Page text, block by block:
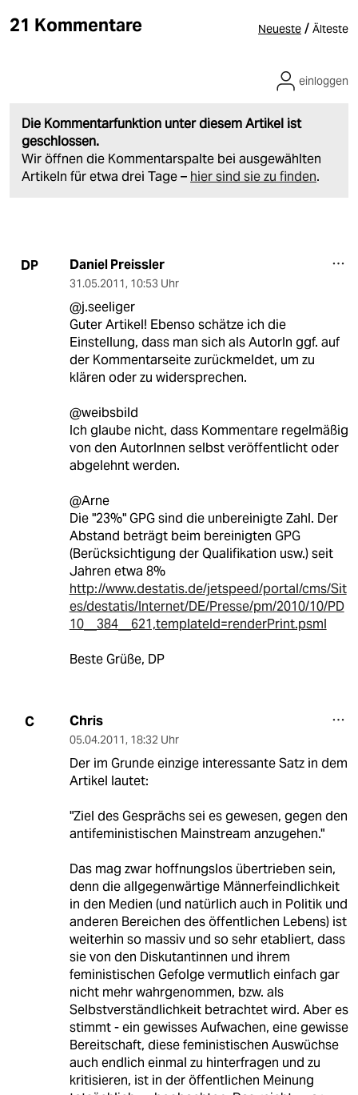
21 Kommentare Neueste / Älteste
Die Kommentarfunktion unter diesem Artikel ist
geschlossen.
Wir öffnen die Kommentarspalte bei ausgewählten
Artikeln für etwa drei Tage – hier sind sie zu finden.
einloggen
DP Daniel Preissler
31.05.2011, 10:53 Uhr
@j.seeliger
Guter Artikel! Ebenso schätze ich die
Einstellung, dass man sich als AutorIn ggf. auf
der Kommentarseite zurückmeldet, um zu
klären oder zu widersprechen.
@weibsbild
Ich glaube nicht, dass Kommentare regelmäßig
von den AutorInnen selbst veröffentlicht oder
abgelehnt werden.
@Arne
Die "23%" GPG sind die unbereinigte Zahl. Der
Abstand beträgt beim bereinigten GPG
(Berücksichtigung der Qualifikation usw.) seit
Jahren etwa 8%
http://www.destatis.de/jetspeed/portal/cms/Sit
es/destatis/Internet/DE/Presse/pm/2010/10/PD
10__384__621,templateId=renderPrint.psml
Beste Grüße, DP
C Chris
05.04.2011, 18:32 Uhr
Der im Grunde einzige interessante Satz in dem
Artikel lautet:
"Ziel des Gesprächs sei es gewesen, gegen den
antifeministischen Mainstream anzugehen."
Das mag zwar hoffnungslos übertrieben sein,
denn die allgegenwärtige Männerfeindlichkeit
in den Medien (und natürlich auch in Politik und
anderen Bereichen des öffentlichen Lebens) ist
weiterhin so massiv und so sehr etabliert, dass
sie von den Diskutantinnen und ihrem
feministischen Gefolge vermutlich einfach gar
nicht mehr wahrgenommen, bzw. als
Selbstverständlichkeit betrachtet wird. Aber es
stimmt - ein gewisses Aufwachen, eine gewisse
Bereitschaft, diese feministischen Auswüchse
auch endlich einmal zu hinterfragen und zu
kritisieren, ist in der öffentlichen Meinung